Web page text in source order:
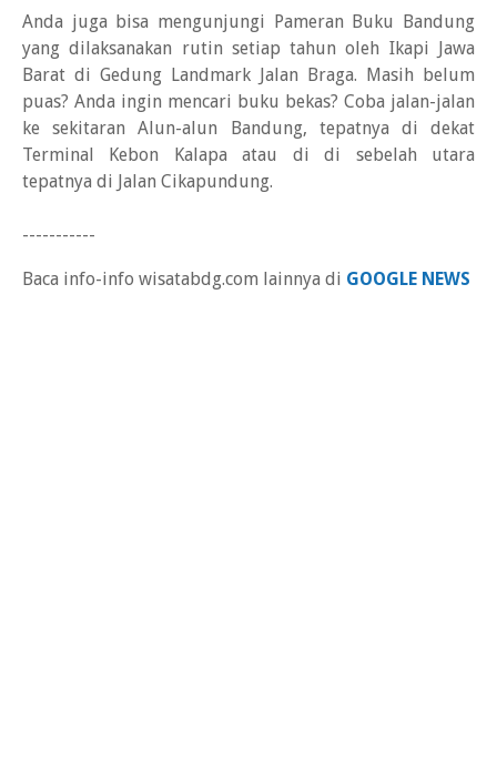
Anda juga bisa mengunjungi Pameran Buku Bandung
yang dilaksanakan rutin setiap tahun oleh Ikapi Jawa
Barat di Gedung Landmark Jalan Braga. Masih belum
puas? Anda ingin mencari buku bekas? Coba jalan-jalan
ke sekitaran Alun-alun Bandung, tepatnya di dekat
Terminal Kebon Kalapa atau di di sebelah utara
tepatnya di Jalan Cikapundung.
-----------
Baca info-info wisatabdg.com lainnya di GOOGLE NEWS